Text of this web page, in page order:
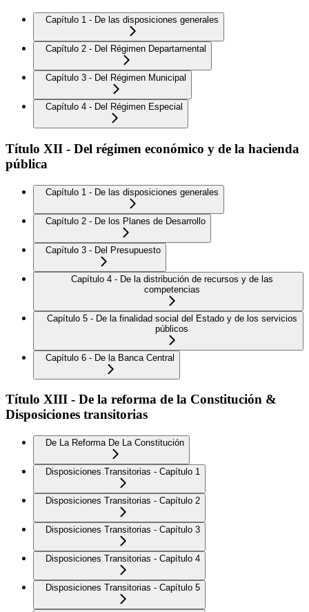
Capítulo 1 - De las disposiciones generales
Capítulo 2 - Del Régimen Departamental
Capítulo 3 - Del Régimen Municipal
Capítulo 4 - Del Régimen Especial
Título XII - Del régimen económico y de la hacienda
pública
Capítulo 1 - De las disposiciones generales
Capítulo 2 - De los Planes de Desarrollo
Capítulo 3 - Del Presupuesto
Capítulo 4 - De la distribución de recursos y de las
competencias
Capítulo 5 - De la finalidad social del Estado y de los servicios
públicos
Capítulo 6 - De la Banca Central
Título XIII - De la reforma de la Constitución &
Disposiciones transitorias
De La Reforma De La Constitución
Disposiciones Transitorias - Capítulo 1
Disposiciones Transitorias - Capítulo 2
Disposiciones Transitorias - Capítulo 3
Disposiciones Transitorias - Capítulo 4
Disposiciones Transitorias - Capítulo 5